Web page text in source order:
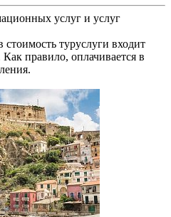
услуг и услуг
туруслуги входит
правило, оплачивается в